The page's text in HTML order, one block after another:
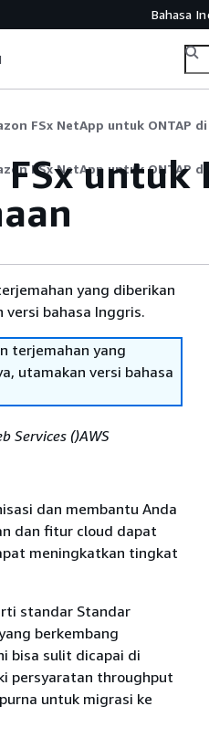
Bahasa
FSx NetApp untuk ONTAP
FSx NetApp untuk ONTAP
untuk
yang diberikan
bahasa Inggris.
terjemahan yang
utamakan versi bahasa
Services ()AWS
dan membantu Anda
dan fitur cloud dapat
meningkatkan tingkat
standar Standar
berkembang
bisa sulit dicapai di
persyaratan throughput
untuk migrasi ke